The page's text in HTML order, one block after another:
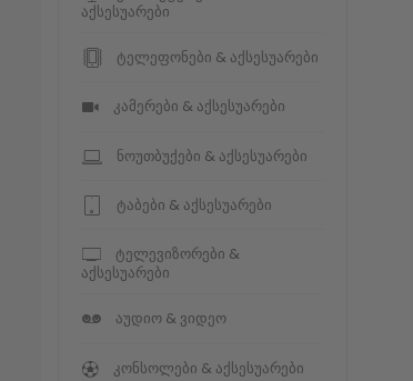
აქსესუარები
ტელეფონები & აქსესუარები
კამერები & აქსესუარები
ნოუთბუქები & აქსესუარები
ტაბები & აქსესუარები
ტელევიზორები &
აქსესუარები
აუდიო & ვიდეო
კონსოლები & აქსესუარები